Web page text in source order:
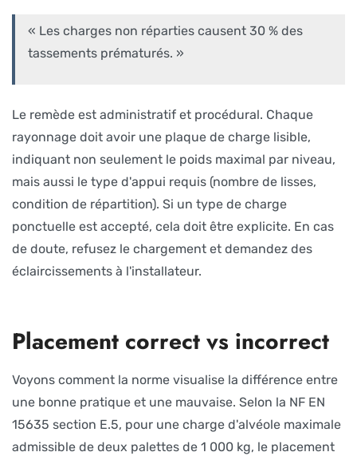
« Les charges non réparties causent 30 % des
tassements prématurés. »
Le remède est administratif et procédural. Chaque
rayonnage doit avoir une plaque de charge lisible,
indiquant non seulement le poids maximal par niveau,
mais aussi le type d'appui requis (nombre de lisses,
condition de répartition). Si un type de charge
ponctuelle est accepté, cela doit être explicite. En cas
de doute, refusez le chargement et demandez des
éclaircissements à l'installateur.
Placement correct vs incorrect
Voyons comment la norme visualise la différence entre
une bonne pratique et une mauvaise. Selon la NF EN
15635 section E.5, pour une charge d'alvéole maximale
admissible de deux palettes de 1 000 kg, le placement